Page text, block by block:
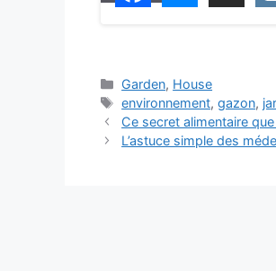
C
a
t
e
Garden, House
T
a
g
environnement,gazon,
Ce secret alimentaire
L’astuce simple des